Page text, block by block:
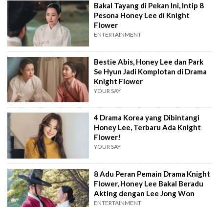
Bakal Tayang di Pekan Ini, Intip 8
Pesona Honey Lee di Knight
Flower
ENTERTAINMENT
Bestie Abis, Honey Lee dan Park
Se Hyun Jadi Komplotan di Drama
Knight Flower
YOUR SAY
4 Drama Korea yang Dibintangi
Honey Lee, Terbaru Ada Knight
Flower!
YOUR SAY
8 Adu Peran Pemain Drama Knight
Flower, Honey Lee Bakal Beradu
Akting dengan Lee Jong Won
ENTERTAINMENT